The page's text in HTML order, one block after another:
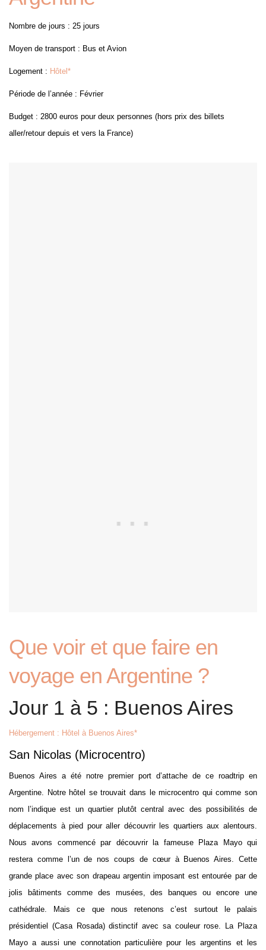
Nombre de jours : 25 jours
Moyen de transport : Bus et Avion
Logement : Hôtel*
Période de l’année : Février
Budget : 2800 euros pour deux personnes (hors prix des billets
aller/retour depuis et vers la France)
Que voir et que faire en
voyage en Argentine ?
Jour 1 à 5 : Buenos Aires
Hébergement : Hôtel à Buenos Aires*
San Nicolas (Microcentro)
Buenos Aires a été notre premier port d’attache de ce roadtrip en
Argentine. Notre hôtel se trouvait dans le microcentro qui comme son
nom l’indique est un quartier plutôt central avec des possibilités de
déplacements à pied pour aller découvrir les quartiers aux alentours.
Nous avons commencé par découvrir la fameuse Plaza Mayo qui
restera comme l’un de nos coups de cœur à Buenos Aires. Cette
grande place avec son drapeau argentin imposant est entourée par de
jolis bâtiments comme des musées, des banques ou encore une
cathédrale. Mais ce que nous retenons c’est surtout le palais
présidentiel (Casa Rosada) distinctif avec sa couleur rose. La Plaza
Mayo a aussi une connotation particulière pour les argentins et les